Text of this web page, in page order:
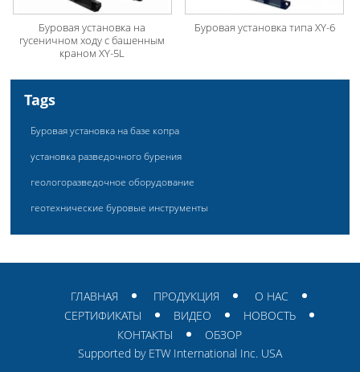
Буровая установка на
гусеничном ходу с башенным
краном XY-5L
Буровая установка типа XY-6
Tags
Буровая установка на базе копра
установка разведочного бурения
геологоразведочное оборудование
геотехнические буровые инструменты
ГЛАВНАЯ ПРОДУКЦИЯ
О НАС
СЕРТИФИКАТЫ
ВИДЕО
НОВОСТЬ
КОНТАКТЫ
ОБЗОР
Supported by ETW International Inc. USA